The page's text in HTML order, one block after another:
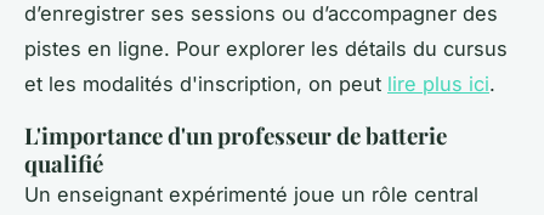
d’enregistrer ses sessions ou d’accompagner des
pistes en ligne. Pour explorer les détails du cursus
et les modalités d'inscription, on peut lire plus ici.
L'importance d'un professeur de batterie
qualifié
Un enseignant expérimenté joue un rôle central